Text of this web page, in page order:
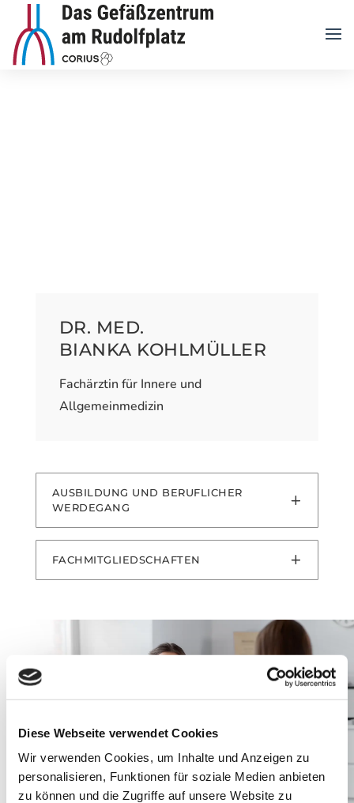
Diese Webseite verwendet Cookies
Wir verwenden Cookies, um Inhalte und Anzeigen zu
personalisieren, Funktionen für soziale Medien anbieten
zu können und die Zugriffe auf unsere Website zu
DR. MED.
BIANKA KOHLMÜLLER
Fachärztin für Innere und
Allgemeinmedizin
AUSBILDUNG UND BERUFLICHER
WERDEGANG
FACHMITGLIEDSCHAFTEN